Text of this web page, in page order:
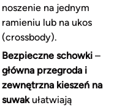
noszenie na jednym
ramieniu lub na ukos
(crossbody).
Bezpieczne schowki–
główna przegroda i
zewnętrzna kieszeń na
suwakułatwiają